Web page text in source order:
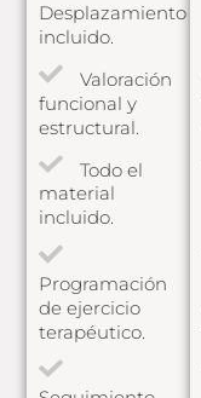
Desplazamiento
incluido.
Valoración
funcional y
estructural.
Todo el
material
incluido.
Programación
de ejercicio
terapéutico.